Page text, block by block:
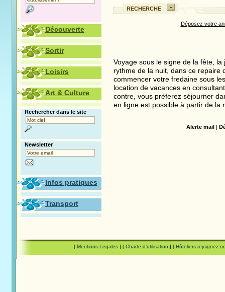
Déposez votre
Voyage sous le signe de la fête,
rythme de la nuit, dans ce repaire
commencer votre fredaine sous
location de vacances en
contre, vous préferez séjourner
en ligne est possible à partir de la
Alerte mail|
Découverte
Sortir
Loisirs
Art & Culture
Rechercher dans le site
Newsletter
Infos pratiques
Transport
[ Mentions Legales ] [ Charte d'utilisation ] [ Hôteliers rejoignez-